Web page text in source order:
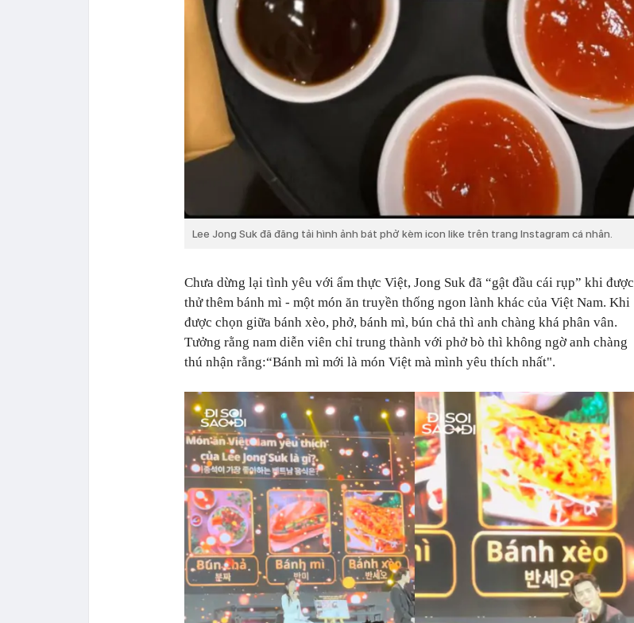
Lee Jong Suk đã đăng tải hình ảnh bát phở kèm icon like trên trang Instagram cá nhân.
Chưa dừng lại tình yêu với ẩm thực Việt, Jong Suk đã “gật đầu cái rụp” khi được
thử thêm bánh mì - một món ăn truyền thống ngon lành khác của Việt Nam. Khi
được chọn giữa bánh xèo, phở, bánh mì, bún chả thì anh chàng khá phân vân.
Tưởng rằng nam diễn viên chỉ trung thành với phở bò thì không ngờ anh chàng
thú nhận rằng:“Bánh mì mới là món Việt mà mình yêu thích nhất".